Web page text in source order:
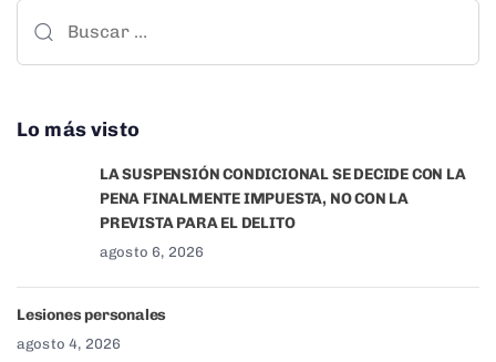
Lo más visto
LA SUSPENSIÓN CONDICIONAL SE DECIDE CON LA
PENA FINALMENTE IMPUESTA, NO CON LA
PREVISTA PARA EL DELITO
agosto 6, 2026
Lesiones personales
agosto 4, 2026